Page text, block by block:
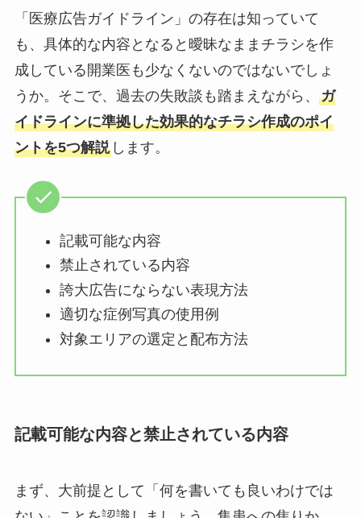
「医療広告ガイドライン」の存在は知っていて
も、具体的な内容となると曖昧なままチラシを作
成している開業医も少なくないのではないでしょ
うか。そこで、過去の失敗談も踏まえながら、 ガ
イドラインに準拠した効果的なチラシ作成のポイ
ントを5つ解説します。
記載可能な内容
禁止されている内容
誇大広告にならない表現方法
適切な症例写真の使用例
対象エリアの選定と配布方法
記載可能な内容と禁止されている内容
まず、大前提として「何を書いても良いわけでは